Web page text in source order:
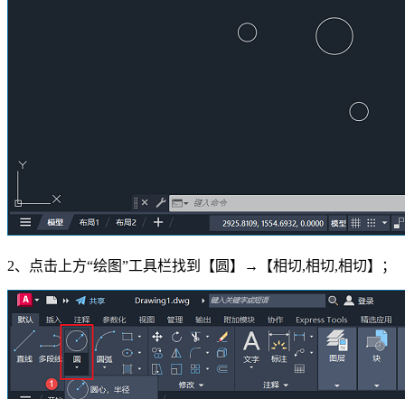
2、点击上方“绘图”工具栏找到【圆】→【相切,相切,相切】；